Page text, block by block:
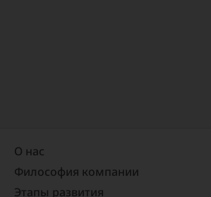
О нас
Философия компании
Этапы развития